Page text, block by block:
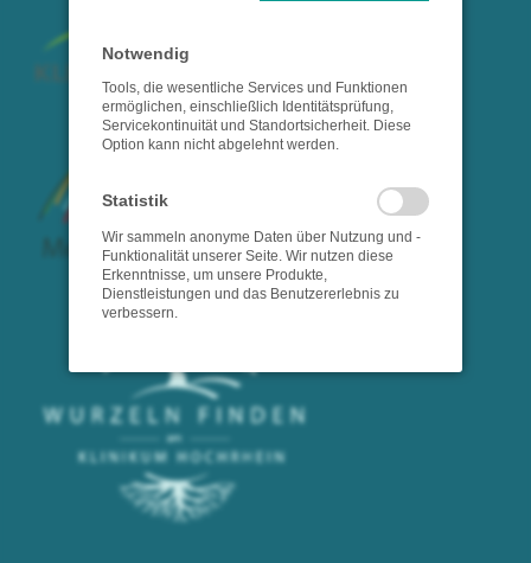
Notwendig
Tools, die wesentliche Services und Funktionen
ermöglichen, einschließlich Identitätsprüfung,
Servicekontinuität und Standortsicherheit. Diese
Option kann nicht abgelehnt werden.
Statistik
Wir sammeln anonyme Daten über Nutzung und -
Funktionalität unserer Seite. Wir nutzen diese
Erkenntnisse, um unsere Produkte,
Dienstleistungen und das Benutzererlebnis zu
verbessern.